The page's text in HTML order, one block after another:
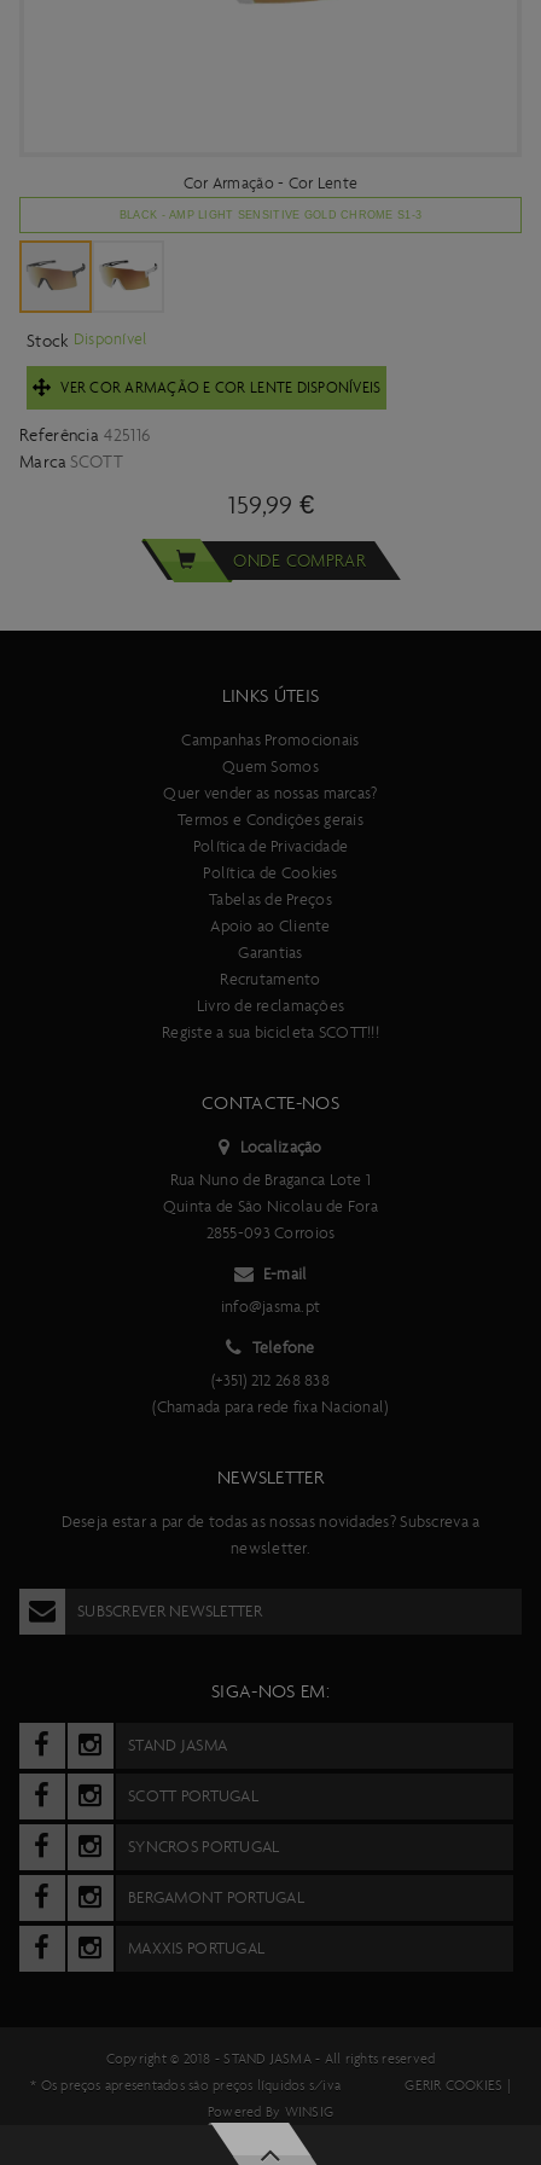
Cor Armação - Cor Lente
BLACK - AMP LIGHT SENSITIVE GOLD CHROME S1-3
Stock Disponível
VER COR ARMAÇÃO E COR LENTE DISPONÍVEIS
Referência 425116
Marca SCOTT
159,99 €
ONDE COMPRAR
LINKS ÚTEIS
Campanhas Promocionais
Quem Somos
Quer vender as nossas marcas?
Termos e Condições gerais
Política de Privacidade
Política de Cookies
Tabelas de Preços
Apoio ao Cliente
Garantias
Recrutamento
Livro de reclamações
Registe a sua bicicleta SCOTT!!!
CONTACTE-NOS
Localização
Rua Nuno de Braganca Lote 1
Quinta de São Nicolau de Fora
2855-093 Corroios
E-mail
info@jasma.pt
Telefone
(+351) 212 268 838
(Chamada para rede fixa Nacional)
NEWSLETTER
Deseja estar a par de todas as nossas novidades? Subscreva a
newsletter.
SUBSCREVER NEWSLETTER
SIGA-NOS EM:
STAND JASMA
SCOTT PORTUGAL
SYNCROS PORTUGAL
BERGAMONT PORTUGAL
MAXXIS PORTUGAL
Copyright © 2018 -STAND JASMA- All rights reserved
* Os preços apresentados são preços líquidos s/iva
GERIR COOKIES
Powered By WINSIG